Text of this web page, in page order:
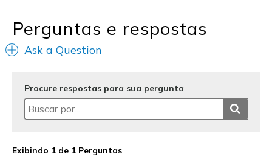
Perguntas e respostas
Ask a Question
Procure respostas para sua pergunta
Exibindo 1 de 1 Perguntas